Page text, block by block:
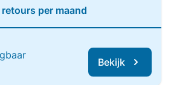
per maand
Bekijk